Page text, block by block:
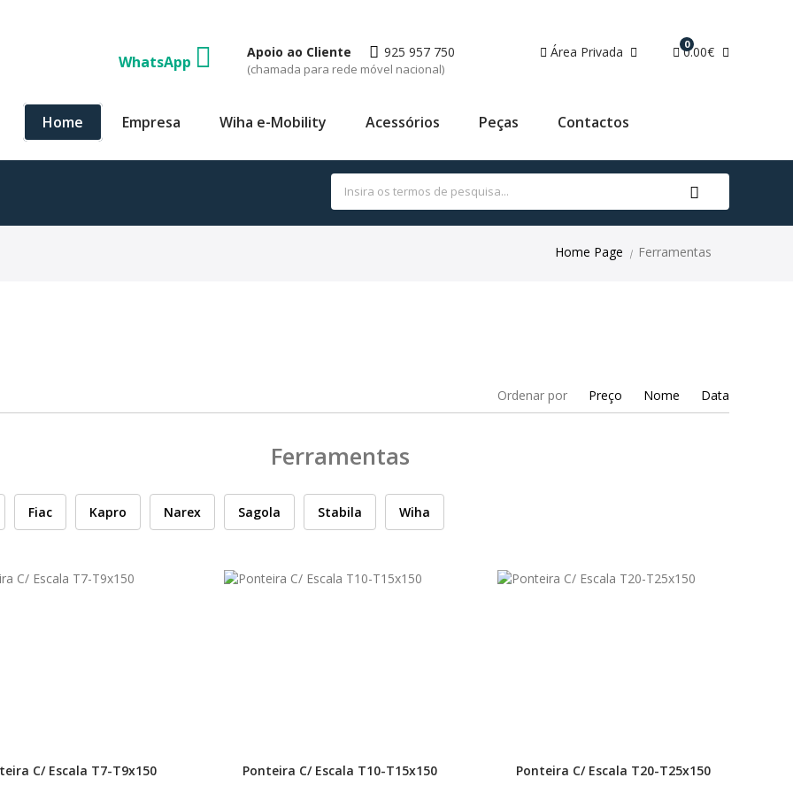
WhatsApp
Apoio ao Cliente 925 957 750
(chamada para rede móvel nacional)
Área Privada 0
0.00€
Home Empresa Wiha e-Mobility Acessórios Peças Contactos
Home Page | Ferramentas
Ordenar por Preço Nome Data
Ferramentas
Fiac Kapro Narex Sagola Stabila Wiha
C/ Escala T7-T9x150 Ponteira C/ Escala T10-T15x150 Ponteira C/ Escala T20-T25x150